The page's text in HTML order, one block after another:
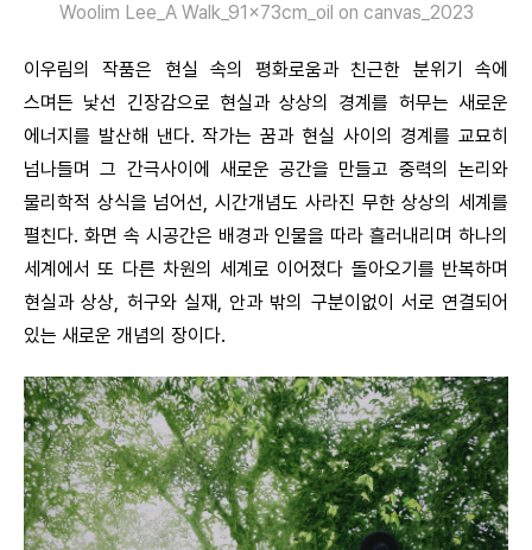
Woolim Lee_A Walk_91x73cm_oil on canvas_2023
이우림의 작품은 현실 속의 평화로움과 친근한 분위기 속에
스며든 낯선 긴장감으로 현실과 상상의 경계를 허무는 새로운
에너지를 발산해 낸다. 작가는 꿈과 현실 사이의 경계를 교묘히
넘나들며 그 간극사이에 새로운 공간을 만들고 중력의 논리와
물리학적 상식을 넘어선, 시간개념도 사라진 무한 상상의 세계를
펼친다. 화면 속 시공간은 배경과 인물을 따라 흘러내리며 하나의
세계에서 또 다른 차원의 세계로 이어졌다 돌아오기를 반복하며
현실과 상상, 허구와 실재, 안과 밖의 구분이없이 서로 연결되어
있는 새로운 개념의 장이다.